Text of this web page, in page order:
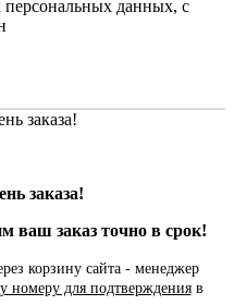
персональных данных, с
заказа!
заказа!
ваш заказ точно в срок!
корзину сайта - менеджер
номеру для подтвержденияв